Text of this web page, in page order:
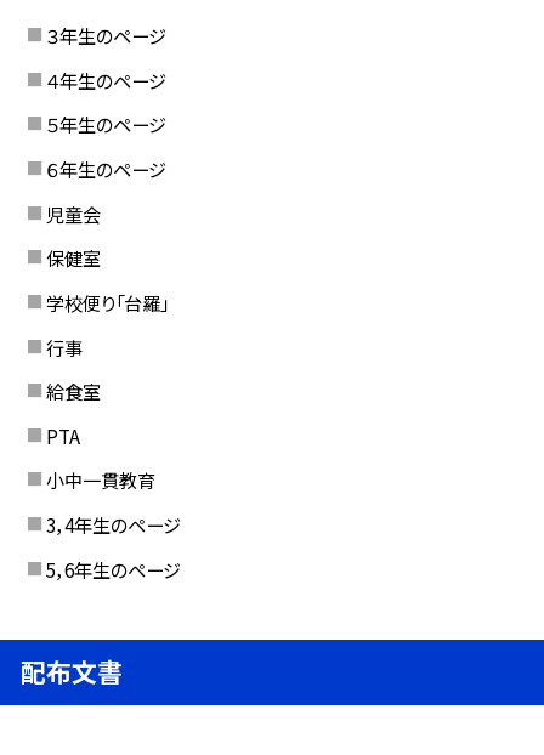
３年生のページ
４年生のページ
５年生のページ
６年生のページ
児童会
保健室
学校便り「台羅」
行事
給食室
PTA
小中一貫教育
3，4年生のページ
5，6年生のページ
配布文書